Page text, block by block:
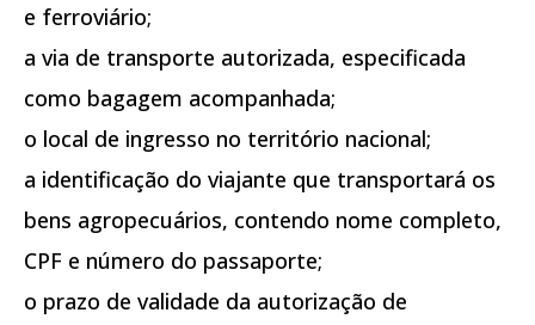
e ferroviário;
a via de transporte autorizada, especificada
como bagagem acompanhada;
o local de ingresso no território nacional;
a identificação do viajante que transportará os
bens agropecuários, contendo nome completo,
CPF e número do passaporte;
o prazo de validade da autorização de